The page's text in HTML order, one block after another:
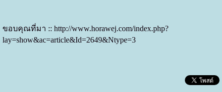
ขอบคุณที่มา :: http://www.horawej.com/index.php?
lay=show&ac=article&Id=2649&Ntype=3